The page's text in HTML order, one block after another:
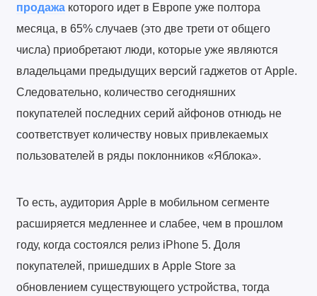
продажакоторого идет в Европе уже полтора
месяца, в 65% случаев (это две трети от общего
числа) приобретают люди, которые уже являются
владельцами предыдущих версий гаджетов от Apple.
Следовательно, количество сегодняшних
покупателей последних серий айфонов отнюдь не
соответствует количеству новых привлекаемых
пользователей в ряды поклонников «Яблока».
То есть, аудитория Apple в мобильном сегменте
расширяется медленнее и слабее, чем в прошлом
году, когда состоялся релиз iPhone 5. Доля
покупателей, пришедших в Apple Store за
обновлением существующего устройства, тогда